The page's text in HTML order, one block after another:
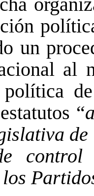
un
al
política
“
control